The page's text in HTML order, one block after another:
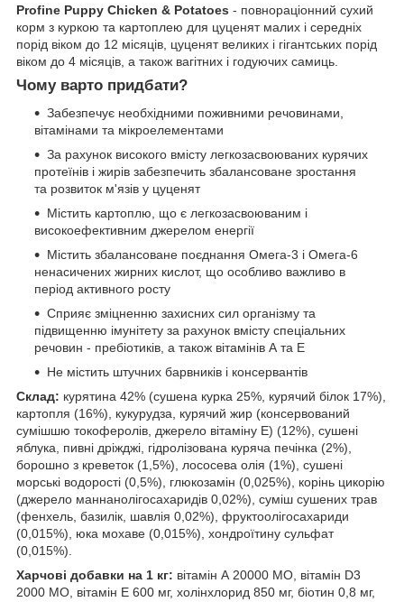
Profine Puppy Chicken & Potatoes - повнораціонний сухий
корм з куркою та картоплею для цуценят малих і середніх
порід віком до 12 місяців, цуценят великих і гігантських порід
віком до 4 місяців, а також вагітних і годуючих самиць.
Чому варто придбати?
Забезпечує необхідними поживними речовинами,
вітамінами та мікроелементами
За рахунок високого вмісту легкозасвоюваних курячих
протеїнів і жирів забезпечить збалансоване зростання
та розвиток м'язів у цуценят
Містить картоплю, що є легкозасвоюваним і
високоефективним джерелом енергії
Містить збалансоване поєднання Омега-3 і Омега-6
ненасичених жирних кислот, що особливо важливо в
період активного росту
Сприяє зміцненню захисних сил організму та
підвищенню імунітету за рахунок вмісту спеціальних
речовин - пребіотиків, а також вітамінів А та Е
Не містить штучних барвників і консервантів
Склад: курятина 42% (сушена курка 25%, курячий білок 17%),
картопля (16%), кукурудза, курячий жир (консервований
сумішшю токоферолів, джерело вітаміну Е) (12%), сушені
яблука, пивні дріжджі, гідролізована куряча печінка (2%),
борошно з креветок (1,5%), лососева олія (1%), сушені
морські водорості (0,5%), глюкозамін (0,025%), корінь цикорію
(джерело маннанолігосахаридів 0,02%), суміш сушених трав
(фенхель, базилік, шавлія 0,02%), фруктоолігосахариди
(0,015%), юка мохаве (0,015%), хондроїтину сульфат
(0,015%).
Харчові добавки на 1 кг: вітамін А 20000 МО, вітамін D3
2000 МО, вітамін Е 600 мг, холінхлорид 850 мг, біотин 0,8 мг,